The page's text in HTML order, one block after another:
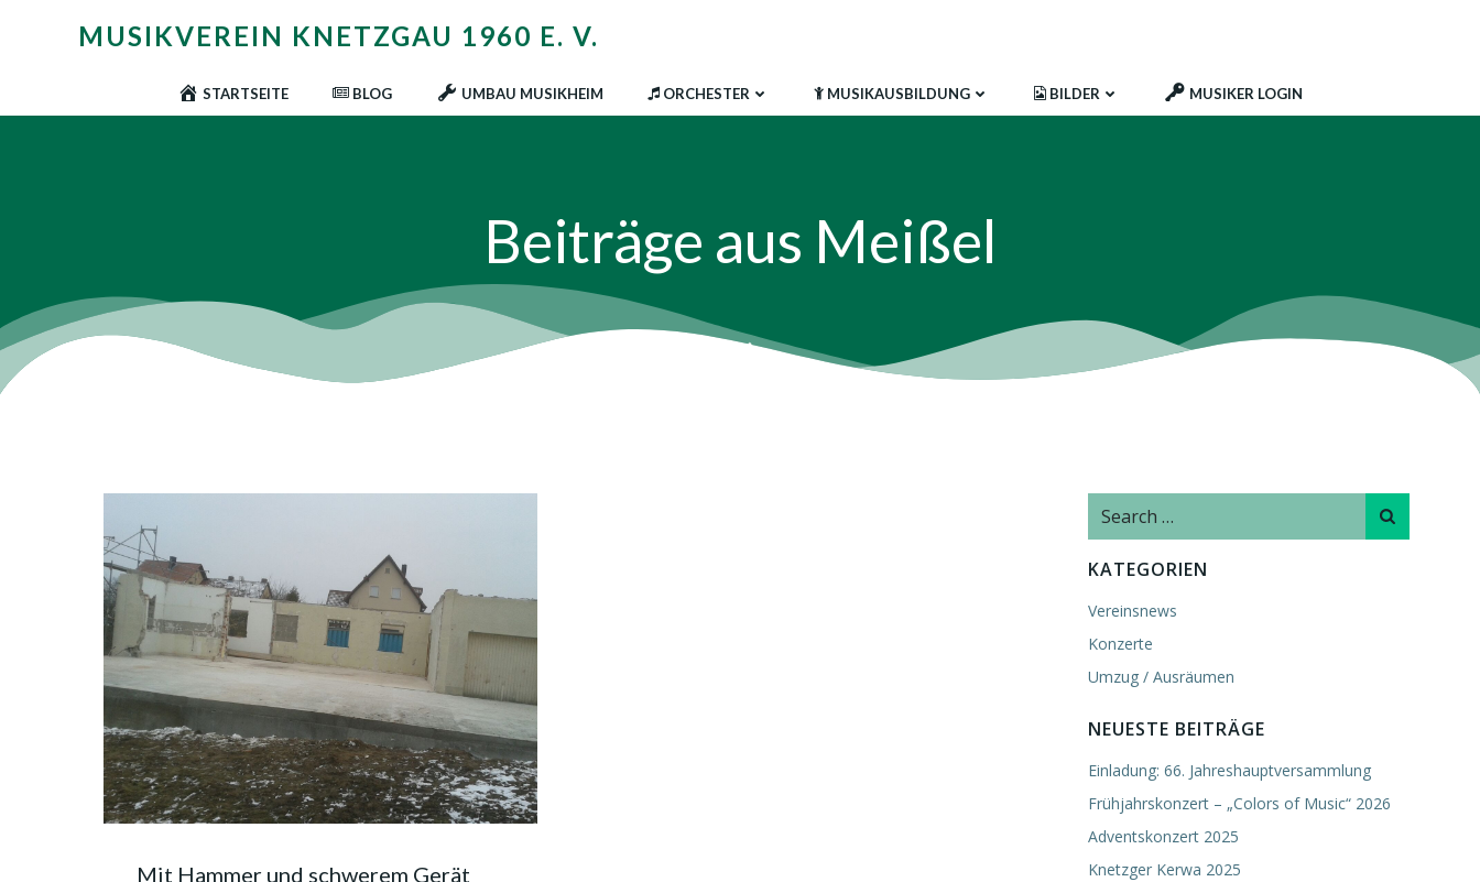
MUSIKVEREIN KNETZGAU 1960 E. V.
STARTSEITE BLOG UMBAU MUSIKHEIM ORCHESTER MUSIKAUSBILDUNG BILDER MUSIKER LOGIN
Beiträge aus Meißel
Mit Hammer und schwerem Gerät
Search
KATEGORIEN
Vereinsnews
Konzerte
Umzug / Ausräumen
NEUESTE BEITRÄGE
Einladung: 66. Jahreshauptversammlung
Frühjahrskonzert – „Colors of Music“ 2026
Adventskonzert 2025
Knetzger Kerwa 2025